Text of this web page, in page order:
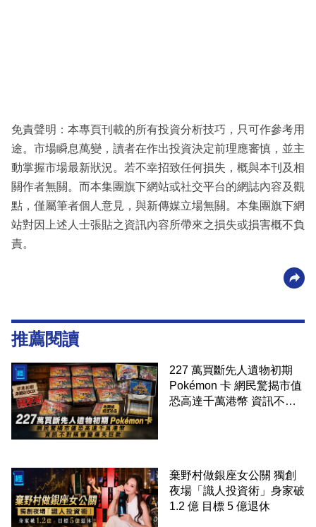
免責聲明：本專頁刊載的所有投資分析技巧，只可作參考用
途。市場瞬息萬變，讀者在作出投資決定前理應審慎，並主
動掌握市場最新狀況。若不幸招致任何損失，概與本刊及相
關作者無關。而本集團旗下網站或社交平台的網誌內容及觀
點，僅屬筆者個人意見，與新傳媒立場無關。本集團旗下網
站對因上述人士張貼之資訊內容所帶來之損失或損害概不負
責。
推薦閱讀
227 萬買斷先人遺物初期
Pokémon 卡 網民驚揭市值
恐高達千萬港幣 資訊不對
棄野村做銀座女公關 獨創
夜場「識人投資術」身家破
1.2 億 目標 5 億退休